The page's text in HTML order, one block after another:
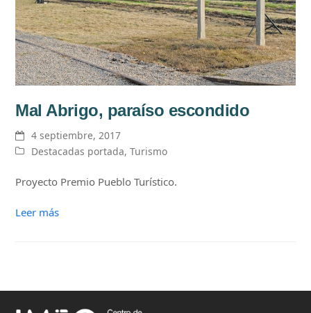
Mal Abrigo, paraíso escondido
4 septiembre, 2017
Destacadas portada,Turismo
Proyecto Premio Pueblo Turístico.
Leer más